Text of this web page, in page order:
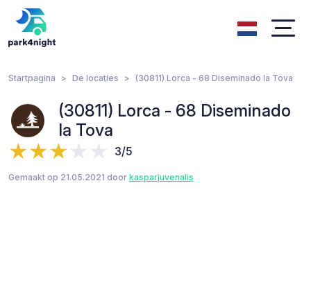
Startpagina De locaties (30811) Lorca - 68 Diseminado la Tova
(30811) Lorca - 68 Diseminado
la Tova
3/5
Gemaakt op 21.05.2021 door kasparjuvenalis